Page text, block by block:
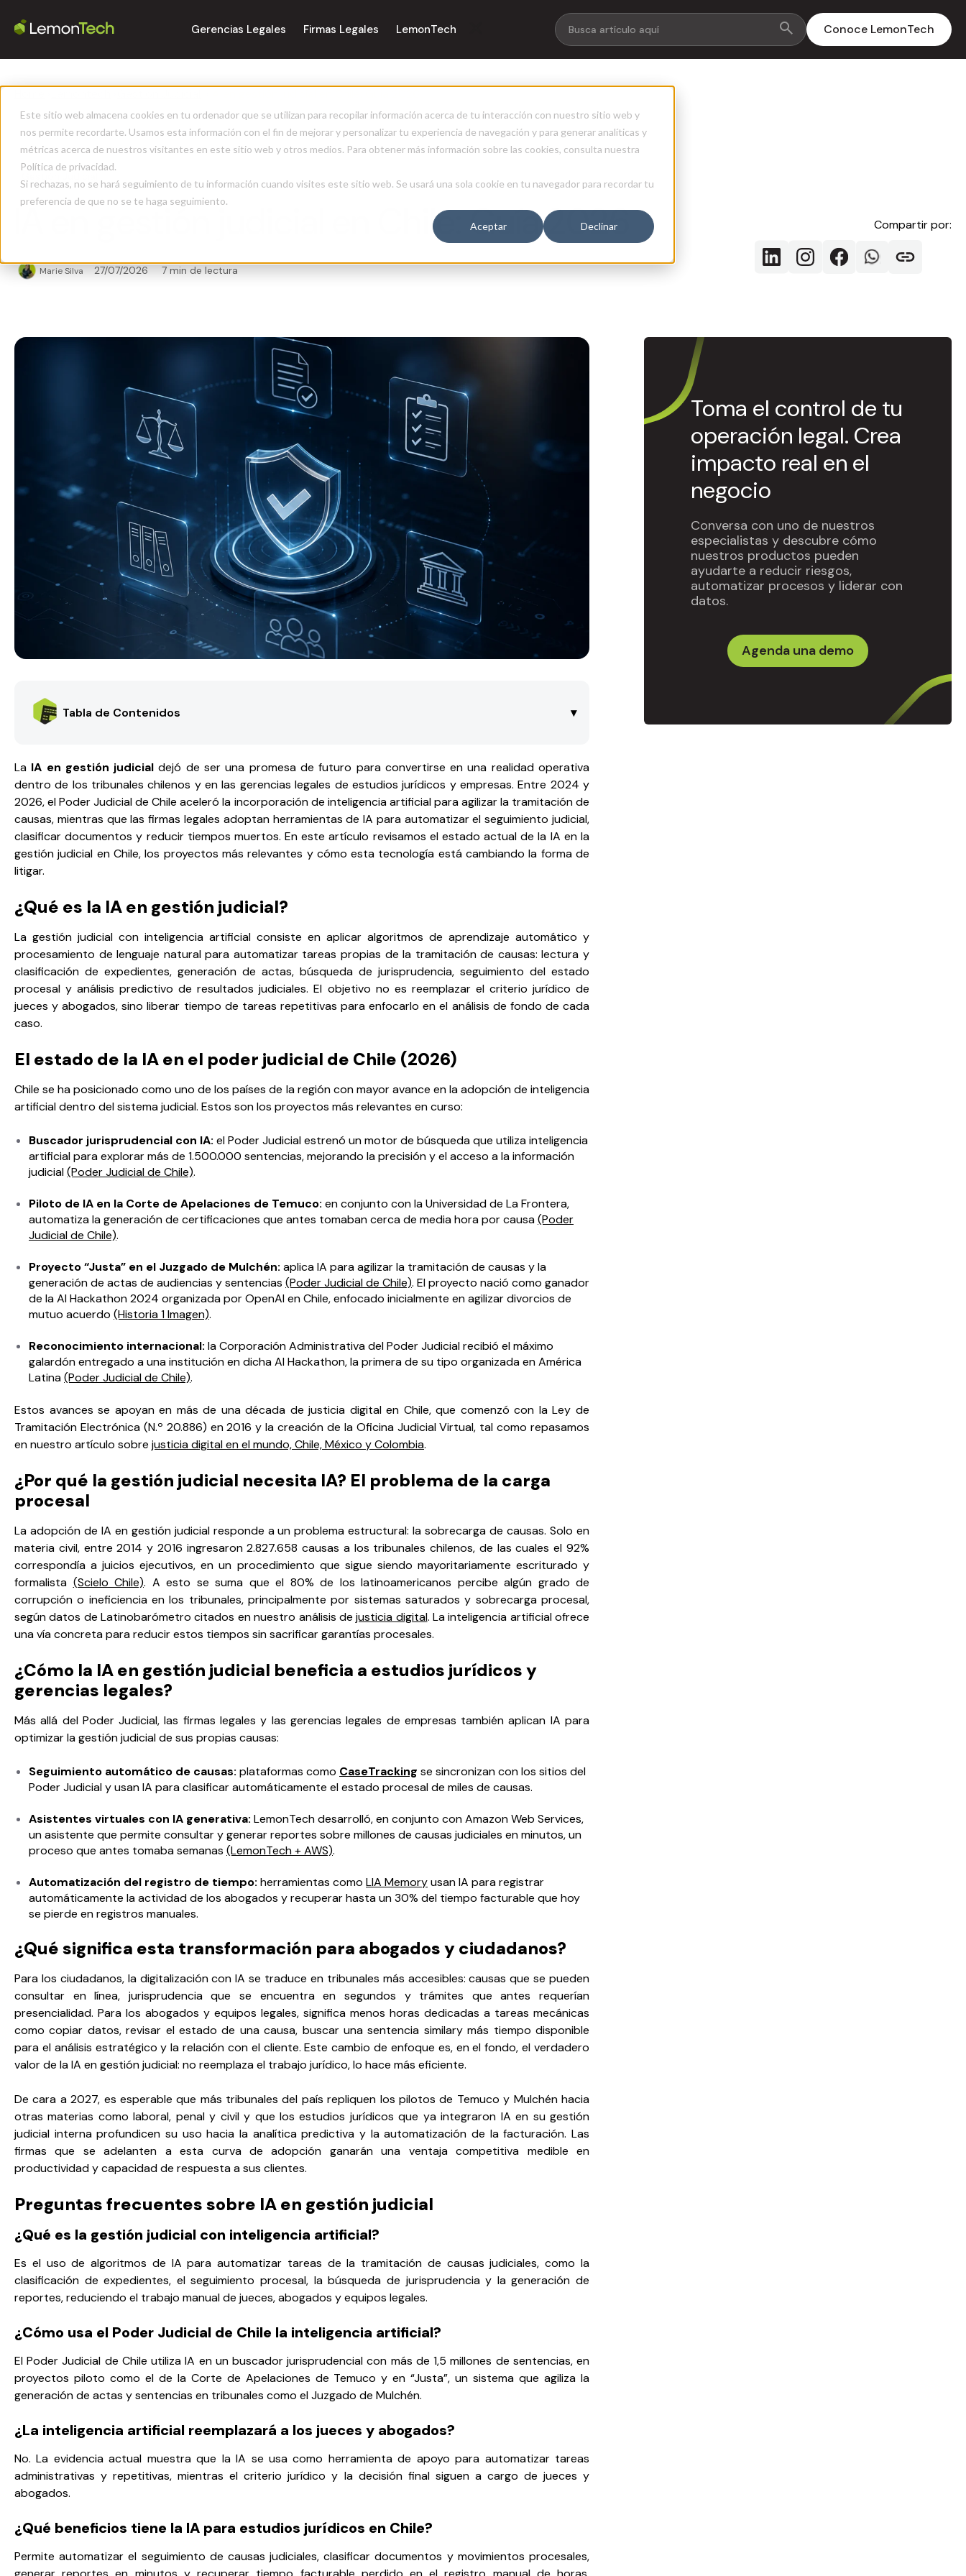
Este sitio web almacena cookies en tu ordenador que se utilizan para recopilar información acerca de tu interacción con nuestro sitio web y
nos permite recordarte. Usamos esta información con el fin de mejorar y personalizar tu experiencia de navegación y para generar analíticas y
métricas acerca de nuestros visitantes en este sitio web y otros medios. Para obtener más información sobre las cookies, consulta nuestra
Política de privacidad.
Si rechazas, no se hará seguimiento de tu información cuando visites este sitio web. Se usará una sola cookie en tu navegador para recordar tu
preferencia de que no se te haga seguimiento.
Aceptar Declinar
Gerencias Legales Firmas Legales LemonTech Conoce LemonTech
Gestión Judicial
IA en gestión judicial en Chile: Guía 2026
Marie Silva 27/07/2026 7 min de lectura
Compartir por:
Tabla de Contenidos ▾
La IA en gestión judicial dejó de ser una promesa de futuro para convertirse en una realidad operativa
dentro de los tribunales chilenos y en las gerencias legales de estudios jurídicos y empresas. Entre 2024 y
2026, el Poder Judicial de Chile aceleró la incorporación de inteligencia artificial para agilizar la tramitación de
causas, mientras que las firmas legales adoptan herramientas de IA para automatizar el seguimiento judicial,
clasificar documentos y reducir tiempos muertos. En este artículo revisamos el estado actual de la IA en la
gestión judicial en Chile, los proyectos más relevantes y cómo esta tecnología está cambiando la forma de
litigar.
¿Qué es la IA en gestión judicial?
La gestión judicial con inteligencia artificial consiste en aplicar algoritmos de aprendizaje automático y
procesamiento de lenguaje natural para automatizar tareas propias de la tramitación de causas: lectura y
clasificación de expedientes, generación de actas, búsqueda de jurisprudencia, seguimiento del estado
procesal y análisis predictivo de resultados judiciales. El objetivo no es reemplazar el criterio jurídico de
jueces y abogados, sino liberar tiempo de tareas repetitivas para enfocarlo en el análisis de fondo de cada
caso.
El estado de la IA en el poder judicial de Chile (2026)
Chile se ha posicionado como uno de los países de la región con mayor avance en la adopción de inteligencia
artificial dentro del sistema judicial. Estos son los proyectos más relevantes en curso:
Buscador jurisprudencial con IA: el Poder Judicial estrenó un motor de búsqueda que utiliza inteligencia
artificial para explorar más de 1.500.000 sentencias, mejorando la precisión y el acceso a la información
judicial(Poder Judicial de Chile).
Piloto de IA en la Corte de Apelaciones de Temuco: en conjunto con la Universidad de La Frontera,
automatiza la generación de certificaciones que antes tomaban cerca de media hora por causa(Poder
Judicial de Chile).
Proyecto “Justa” en el Juzgado de Mulchén: aplica IA para agilizar la tramitación de causas y la
generación de actas de audiencias y sentencias (Poder Judicial de Chile). El proyecto nació como ganador
de la AI Hackathon 2024 organizada por OpenAI en Chile, enfocado inicialmente en agilizar divorcios de
mutuo acuerdo (Historia 1 Imagen).
Reconocimiento internacional: la Corporación Administrativa del Poder Judicial recibió el máximo
galardón entregado a una institución en dicha AI Hackathon, la primera de su tipo organizada en América
Latina(Poder Judicial de Chile).
Estos avances se apoyan en más de una década de justicia digital en Chile, que comenzó con la Ley de
Tramitación Electrónica (N.º 20.886) en 2016 y la creación de la Oficina Judicial Virtual, tal como repasamos
en nuestro artículo sobre justicia digital en el mundo, Chile, México y Colombia.
¿Por qué la gestión judicial necesita IA? El problema de la carga
procesal
La adopción de IA en gestión judicial responde a un problema estructural: la sobrecarga de causas. Solo en
materia civil, entre 2014 y 2016 ingresaron 2.827.658 causas a los tribunales chilenos, de las cuales el 92%
correspondía a juicios ejecutivos, en un procedimiento que sigue siendo mayoritariamente escriturado y
formalista (Scielo Chile). A esto se suma que el 80% de los latinoamericanos percibe algún grado de
corrupción o ineficiencia en los tribunales, principalmente por sistemas saturados y sobrecarga procesal,
según datos de Latinobarómetro citados en nuestro análisis dejusticia digital. La inteligencia artificial ofrece
una vía concreta para reducir estos tiempos sin sacrificar garantías procesales.
¿Cómo la IA en gestión judicial beneficia a estudios jurídicos y
gerencias legales?
Más allá del Poder Judicial, las firmas legales y las gerencias legales de empresas también aplican IA para
optimizar la gestión judicial de sus propias causas:
Seguimiento automático de causas: plataformas como CaseTracking se sincronizan con los sitios del
Poder Judicial y usan IA para clasificar automáticamente el estado procesal de miles de causas.
Asistentes virtuales con IA generativa: LemonTech desarrolló, en conjunto con Amazon Web Services,
un asistente que permite consultar y generar reportes sobre millones de causas judiciales en minutos, un
proceso que antes tomaba semanas (LemonTech + AWS).
Automatización del registro de tiempo: herramientas como LIA Memoryusan IA para registrar
automáticamente la actividad de los abogados y recuperar hasta un 30% del tiempo facturable que hoy
se pierde en registros manuales.
¿Qué significa esta transformación para abogados y ciudadanos?
Para los ciudadanos, la digitalización con IA se traduce en tribunales más accesibles: causas que se pueden
consultar en línea, jurisprudencia que se encuentra en segundos y trámites que antes requerían
presencialidad. Para los abogados y equipos legales, significa menos horas dedicadas a tareas mecánicas
como copiar datos, revisar el estado de una causa, buscar una sentencia similary más tiempo disponible
para el análisis estratégico y la relación con el cliente. Este cambio de enfoque es, en el fondo, el verdadero
valor de la IA en gestión judicial: no reemplaza el trabajo jurídico, lo hace más eficiente.
De cara a 2027, es esperable que más tribunales del país repliquen los pilotos de Temuco y Mulchén hacia
otras materias como laboral, penal y civil y que los estudios jurídicos que ya integraron IA en su gestión
judicial interna profundicen su uso hacia la analítica predictiva y la automatización de la facturación. Las
firmas que se adelanten a esta curva de adopción ganarán una ventaja competitiva medible en
productividad y capacidad de respuesta a sus clientes.
Preguntas frecuentes sobre IA en gestión judicial
¿Qué es la gestión judicial con inteligencia artificial?
Es el uso de algoritmos de IA para automatizar tareas de la tramitación de causas judiciales, como la
clasificación de expedientes, el seguimiento procesal, la búsqueda de jurisprudencia y la generación de
reportes, reduciendo el trabajo manual de jueces, abogados y equipos legales.
¿Cómo usa el Poder Judicial de Chile la inteligencia artificial?
El Poder Judicial de Chile utiliza IA en un buscador jurisprudencial con más de 1,5 millones de sentencias, en
proyectos piloto como el de la Corte de Apelaciones de Temuco y en “Justa”, un sistema que agiliza la
generación de actas y sentencias en tribunales como el Juzgado de Mulchén.
¿La inteligencia artificial reemplazará a los jueces y abogados?
No. La evidencia actual muestra que la IA se usa como herramienta de apoyo para automatizar tareas
administrativas y repetitivas, mientras el criterio jurídico y la decisión final siguen a cargo de jueces y
abogados.
¿Qué beneficios tiene la IA para estudios jurídicos en Chile?
Permite automatizar el seguimiento de causas judiciales, clasificar documentos y movimientos procesales,
Toma el control de tu
operación legal. Crea
impacto real en el
negocio
Conversa con uno de nuestros
especialistas y descubre cómo
nuestros productos pueden
ayudarte a reducir riesgos,
automatizar procesos y liderar con
datos.
Agenda una demo